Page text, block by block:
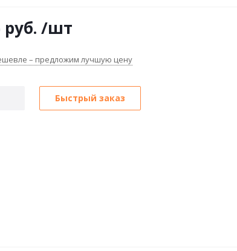
руб. /шт
– предложим лучшую цену
Быстрый заказ